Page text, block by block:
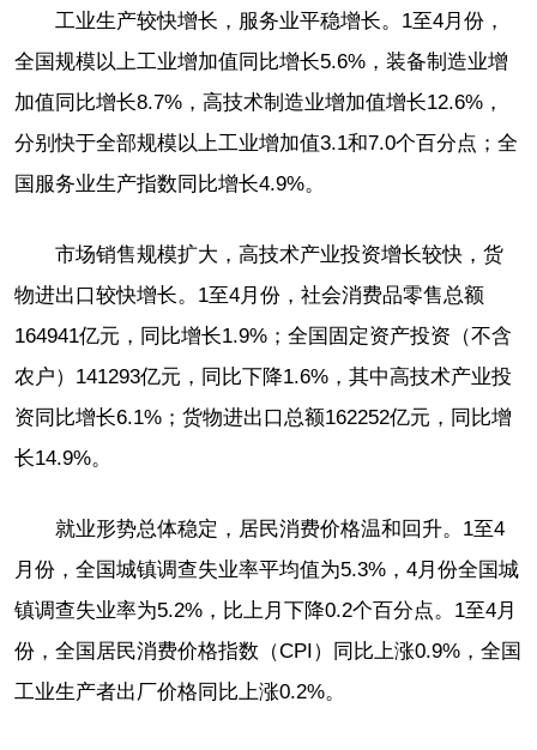
工业生产较快增长，服务业平稳增长。1至4月份，
全国规模以上工业增加值同比增长5.6%，装备制造业增
加值同比增长8.7%，高技术制造业增加值增长12.6%，
分别快于全部规模以上工业增加值3.1和7.0个百分点；全
国服务业生产指数同比增长4.9%。
市场销售规模扩大，高技术产业投资增长较快，货
物进出口较快增长。1至4月份，社会消费品零售总额
164941亿元，同比增长1.9%；全国固定资产投资（不含
农户）141293亿元，同比下降1.6%，其中高技术产业投
资同比增长6.1%；货物进出口总额162252亿元，同比增
长14.9%。
就业形势总体稳定，居民消费价格温和回升。1至4
月份，全国城镇调查失业率平均值为5.3%，4月份全国城
镇调查失业率为5.2%，比上月下降0.2个百分点。1至4月
份，全国居民消费价格指数（CPI）同比上涨0.9%，全国
工业生产者出厂价格同比上涨0.2%。